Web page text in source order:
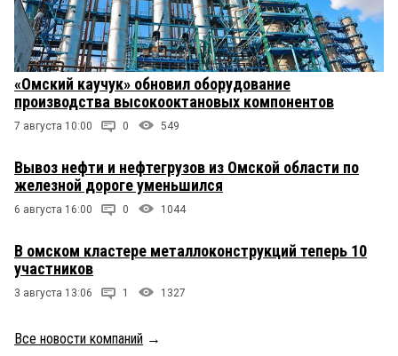
«Омский каучук» обновил оборудование
производства высокооктановых компонентов
7 августа 10:00 0 549
Вывоз нефти и нефтегрузов из Омской области по
железной дороге уменьшился
6 августа 16:00 0 1044
В омском кластере металлоконструкций теперь 10
участников
3 августа 13:06 1 1327
Все новости компаний →